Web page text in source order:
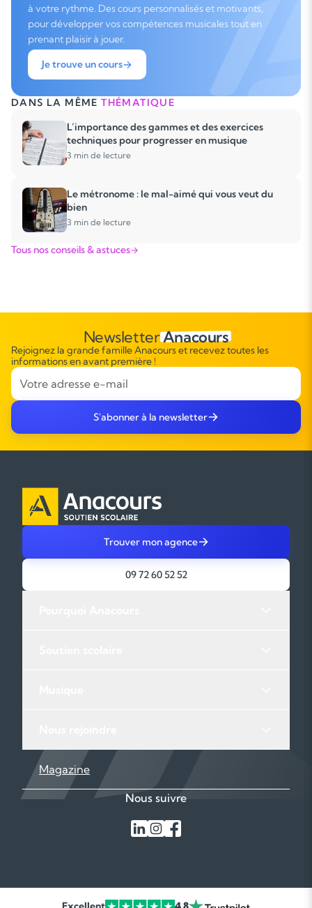
à votre rythme. Des cours personnalisés et motivants,
pour développer vos compétences musicales tout en
prenant plaisir à jouer.
Je trouve un cours
DANS LA MÊMETHÉMATIQUE
L’importance des gammes et des exercices
techniques pour progresser en musique
3 min de lecture
Le métronome : le mal-aimé qui vous veut du
bien
3 min de lecture
Tous nos conseils & astuces
NewsletterAnacours
Rejoignez la grande famille Anacours et recevez toutes les
informations en avant première !
S'abonner à la newsletter
Trouver mon agence
09 72 60 52 52
Magazine
Nous suivre